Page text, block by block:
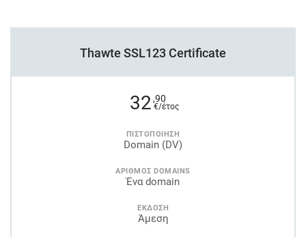
Thawte SSL123 Certificate
32,90
€/έτος
ΠΙΣΤΟΠΟΙΗΣΗ
Domain (DV)
ΑΡΙΘΜΟΣ DOMAINS
Ένα domain
ΕΚΔΟΣΗ
Άμεση